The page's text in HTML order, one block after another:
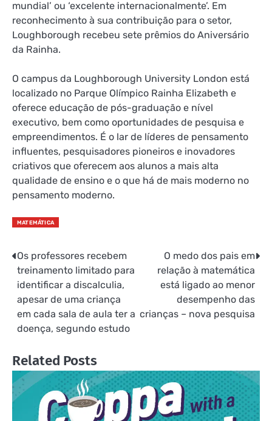
mundial’ ou ‘excelente internacionalmente’. Em
reconhecimento à sua contribuição para o setor,
Loughborough recebeu sete prêmios do Aniversário
da Rainha.
O campus da Loughborough University London está
localizado no Parque Olímpico Rainha Elizabeth e
oferece educação de pós-graduação e nível
executivo, bem como oportunidades de pesquisa e
empreendimentos. É o lar de líderes de pensamento
influentes, pesquisadores pioneiros e inovadores
criativos que oferecem aos alunos a mais alta
qualidade de ensino e o que há de mais moderno no
pensamento moderno.
MATEMÁTICA
Navegação
de
Post
Os professores recebem
treinamento limitado para
identificar a discalculia,
apesar de uma criança
em cada sala de aula ter a
doença, segundo estudo
O medo dos pais em
relação à matemática
está ligado ao menor
desempenho das
crianças – nova pesquisa
Related Posts